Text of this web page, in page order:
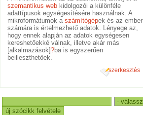
szemantikus web kidolgozói a különféle
adattípusok egységesítésére használnak. A
mikroformátumok aszámítógépek és az ember
számára is értelmezhető adatok. Lényege az,
hogy ennek alapján az adatok egységesen
kereshetőekké válnak, illetve akár más
[alkalmazások]?ba is egyszerűen
beilleszthetőek.
szerkesztés